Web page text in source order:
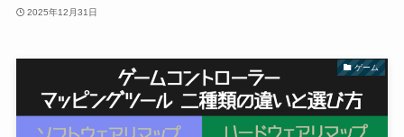
2025年12月31日
ゲーム